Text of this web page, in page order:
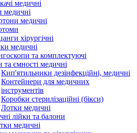
медичні
медичні
медичні
хірургічні
медичні
та комплектуючі
та ємності медичні
Кип'ятильники дезінфекційні, медичні
Контейнери для медичних
інструментів
Коробки стерилізаційні (бікси)
Лотки медичні
лійки та балони
медичні